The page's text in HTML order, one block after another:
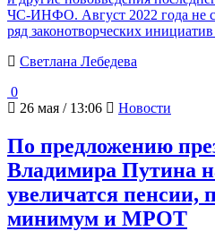
ЧС-ИНФО. Август 2022 года не
ряд законотворческих инициатив
Светлана Лебедева
0
26 мая / 13:06
Новости
По предложению
Владимира Путина
увеличатся пенсии,
минимум и МРОТ